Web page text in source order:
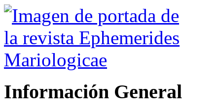
Información General